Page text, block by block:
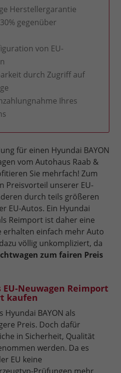
Herstellergarantie
gegenüber
von EU-
durch Zugriff auf
Ihres
für einen Hyundai BAYON
vom Autohaus Raab &
Sie mehrfach! Zum
Preisvorteil unserer EU-
durch teils größeren
EU-Autos. Ein Hyundai
Reimport ist daher eine
erhalten einfach mehr Auto
völlig unkompliziert, da
zum fairen Preis
EU-Neuwagen Reimport
kaufen
BAYON als
Preis. Doch dafür
in Sicherheit, Qualität
werden. Da es
EU keine